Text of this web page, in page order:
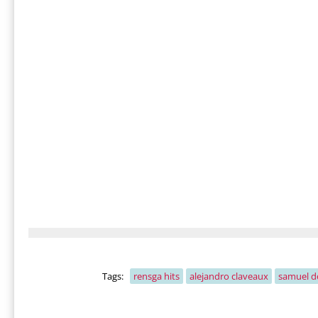
Tags: rensga hits alejandro claveaux samuel